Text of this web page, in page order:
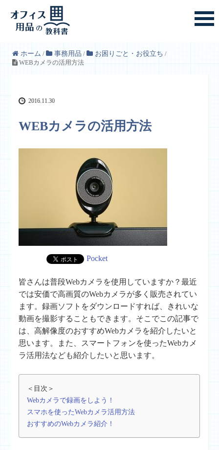
ホーム / 事務用品 / お困りごと・お役立ち /
WEBカメラの活用方法
2016.11.30
WEBカメラの活用方法
Pocket
皆さんは普段Webカメラを使用していますか？最近
では安価で高画質のWebカメラが多く販売されてい
ます。録画ソフトをダウンロードすれば、きれいな
動画を撮影することもできます。そこでこの記事で
は、高解像度のおすすめWebカメラを紹介したいと
思います。また、スマートフォンを使ったWebカメ
ラ活用法なども紹介したいと思います。
＜目次＞
Webカメラで録画をしよう！
スマホを使ったWebカメラ活用方法
おすすめのWebカメラ紹介！